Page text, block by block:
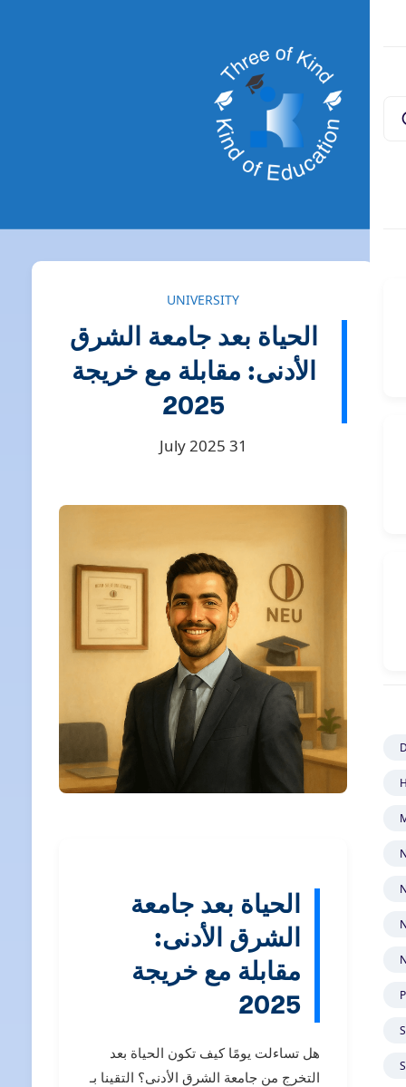
UNIVERSITY
الحياة بعد جامعة الشرق
الأدنى: مقابلة مع خريجة
2025
الحياة بعد جامعة
الشرق الأدنى:
مقابلة مع خريجة
2025
هل تساءلت يومًا كيف تكون الحياة بعد
التخرج من جامعة الشرق الأدنى؟ التقينا بـ